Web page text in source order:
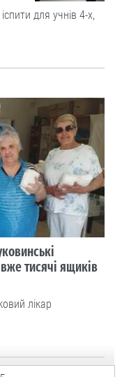
для учнів 4-х,
тисячі ящиків
лікар